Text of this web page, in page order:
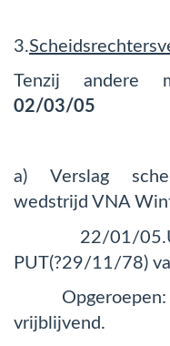
3.
Tenzij andere
02/03/05
a) Verslag
wedstrijd VNA
22/01/
PUT(?29/11/78)
Opgeroepen:
vrijblijvend.